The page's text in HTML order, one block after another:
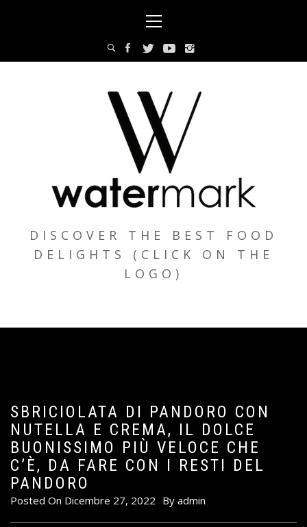
Menu
DISCOVER THE BEST FOOD
DELIGHTS (CLICK ON THE
LOGO)
SBRICIOLATA DI PANDORO CON
NUTELLA E CREMA, IL DOLCE
BUONISSIMO PIÙ VELOCE CHE
C’È, DA FARE CON I RESTI DEL
PANDORO
Posted On Dicembre 27, 2022 By admin